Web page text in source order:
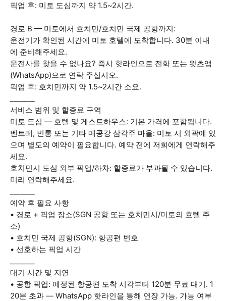
픽업 후: 미토 도심까지 약 1.5~2시간.
경로 B — 미토에서 호치민/호치민 국제 공항까지:
운전기가 확인된 시간에 미토 호텔에 도착합니다. 30분 이내
에 준비해주세요.
운전사를 찾을 수 없나요? 즉시 핫라인으로 전화 또는 왓츠앱
(WhatsApp)으로 연락 주십시오.
픽업 후: 호치민까지 약 1.5~2시간 소요.
서비스 범위 및 할증료 구역
미토 도심 — 호텔 및 게스트하우스: 기본 가격에 포함됩니다.
벤트레, 빈롱 또는 기타 메콩강 삼각주 마을: 미토 시 외곽에 있
으며 별도의 예약이 필요합니다. 예약 전에 저희에게 연락해주
세요.
호치민시 도심 외부 픽업/하차: 할증료가 부과될 수 있습니다.
미리 연락해주세요.
예약 후 필요 사항
• 경로 + 픽업 장소(SGN 공항 또는 호치민시/미토의 호텔 주
소)
• 호치민 국제 공항(SGN): 항공편 번호
• 선호하는 픽업 시간
대기 시간 및 지연
• 공항 픽업: 예정된 항공편 도착 시각부터 120분 무료 대기. 1
20분 초과 — WhatsApp 핫라인을 통해 연장 가능. 가능 여부